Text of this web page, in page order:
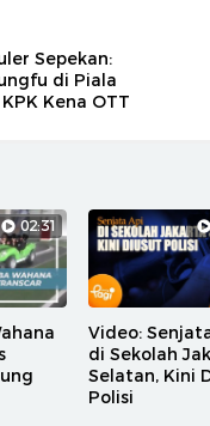
Sepekan:
di Piala
Kena OTT
02:31
Video:
di Sekolah
Selatan, Kini
Polisi